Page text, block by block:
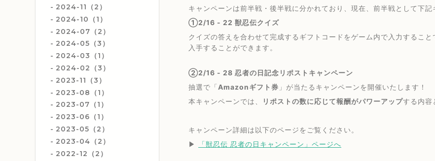
2024-11（2）
2024-10（1）
2024-07（2）
2024-05（3）
2024-03（1）
2024-02（3）
2023-11（3）
2023-08（1）
2023-07（1）
2023-06（1）
2023-05（2）
2023-04（2）
2022-12（2）
キャンペーンは前半戦・後半戦に分かれており、現在、前半戦として下記
①2/16 - 22 獣忍伝クイズ
クイズの答えを合わせて完成するギフトコードをゲーム内で入力すること
入手することができます。
②2/16 - 28 忍者の日記念リポストキャンペーン
抽選で「Amazonギフト券 」が当たるキャンペーンを開催いたします！
本キャンペーンでは、
リポストの数に応じて報酬がパワーアップする内容
キャンペーン詳細は以下のページをご覧ください。
▶︎
「獣忍伝 忍者の日キャンペーン」ページへ